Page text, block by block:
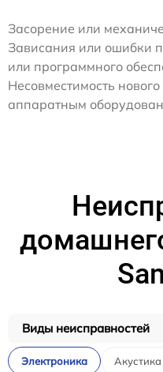
Засорение или
Зависания или ошибки
или программного
Несовместимость
аппаратным
Виды неисправностей
Электроника Акустика